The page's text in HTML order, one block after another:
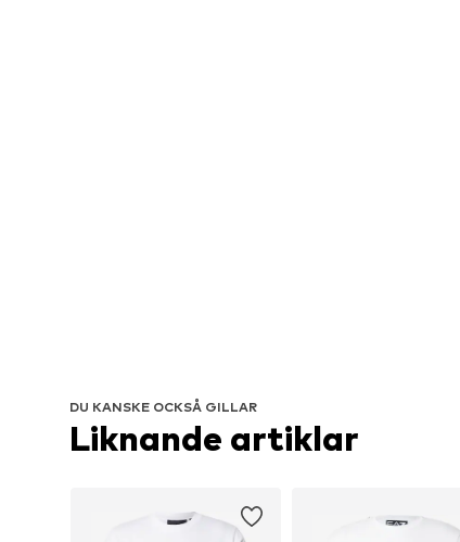
DU KANSKE OCKSÅ GILLAR
Liknande artiklar